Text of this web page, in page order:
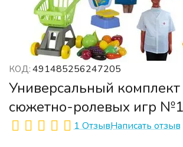
КОД: 491485256247205
Универсальный комплект
сюжетно-ролевых игр
1 ОтзывНаписать отзыв